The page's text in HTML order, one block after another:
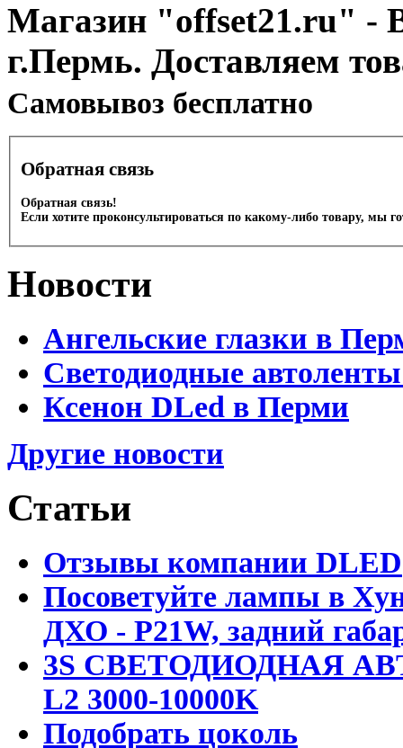
Магазин "offset21.ru" -
г.Пермь. Доставляем
Cамовывоз бесплатно
Обратная связь
Обратная связь!
Если хотите проконсультироваться по какому-либо товару, мы
Новости
Ангельские глазки в
Светодиодные
Ксенон DLed в Перми
Другие новости
Статьи
Отзывы компании DLED
Посоветуйте лампы в
ДХО - P21W, задний
3S СВЕТОДИОДНАЯ
L2 3000-10000K
Подобрать цоколь